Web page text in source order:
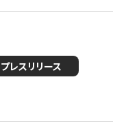
プレスリリース